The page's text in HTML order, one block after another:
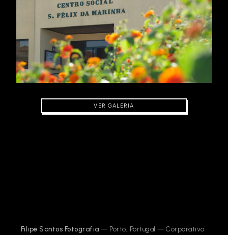
VER GALERIA
Filipe Santos Fotografia — Porto, Portugal — Corporativo ·